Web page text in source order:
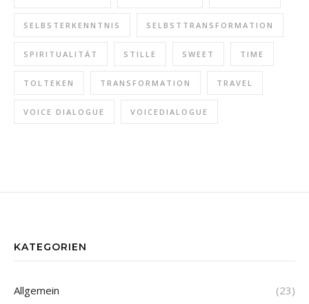
SELBSTERKENNTNIS SELBSTTRANSFORMATION
SPIRITUALITÄT STILLE SWEET TIME
TOLTEKEN TRANSFORMATION TRAVEL
VOICE DIALOGUE VOICEDIALOGUE
KATEGORIEN
Allgemein (23)